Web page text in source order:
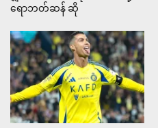
ရောဘတ်ဆန် ဆို